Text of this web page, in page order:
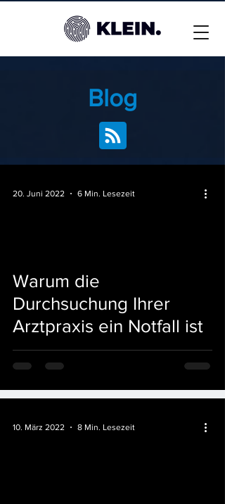
Blog
Warum die
Durchsuchung Ihrer
Arztpraxis ein Notfall ist
20. Juni 2022 6 Min. Lesezeit
10. März 2022 8 Min. Lesezeit